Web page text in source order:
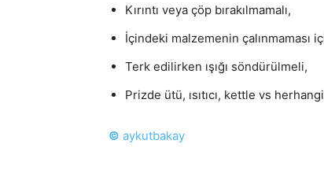
Kırıntı veya çöp bırakılmamalı,
İçindeki malzemenin çalınmaması
Terk edilirken ışığı söndürülmeli,
Prizde ütü, ısıtıcı, kettle vs
© aykutbakay